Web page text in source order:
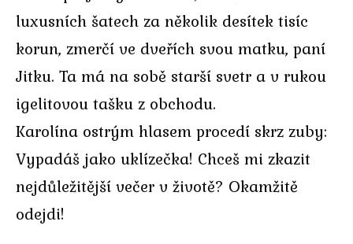
luxusních šatech za několik desítek tisíc
korun, zmerčí ve dveřích svou matku, paní
Jitku. Ta má na sobě starší svetr a v rukou
igelitovou tašku z obchodu.
Karolína ostrým hlasem procedí skrz zuby:
Vypadáš jako uklízečka! Chceš mi zkazit
nejdůležitější večer v životě? Okamžitě
odejdi!